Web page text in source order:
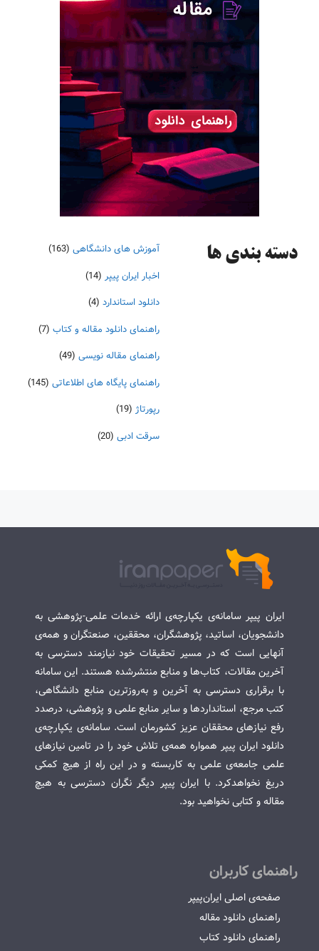
دسته‌ بندی ها آموزش های دانشگاهی (163)
اخبار ایران پیپر (14)
دانلود استاندارد (4)
راهنمای دانلود مقاله و کتاب (7)
راهنمای مقاله نویسی (49)
راهنمای پایگاه های اطلاعاتی (145)
رپورتاژ (19)
سرقت ادبی (20)
ایران پیپر سامانه‌ی یکپارچه‌ی ارائه خدمات علمی-پژوهشی به
دانشجویان، اساتید، پژوهشگران، محققین، صنعتگران و همه‌ی
آنهایی است که در مسیر تحقیقات خود نیازمند دسترسی به
آخرین مقالات، کتاب‌ها و منابع منتشرشده هستند. این سامانه
با برقراری دسترسی به آخرین و به‌روزترین منابع دانشگاهی،
کتب مرجع، استانداردها و سایر منابع علمی و پژوهشی، درصدد
رفع نیازهای محققان عزیز کشورمان است. سامانه‌ی یکپارچه‌ی
دانلود ایران پیپر همواره همه‌ی تلاش خود را در تامین نیازهای
علمی جامعه‌ی علمی به کاربسته و در این راه از هیچ کمکی
دریغ نخواهدکرد. با ایران پیپر دیگر نگران دسترسی به هیچ
مقاله و کتابی نخواهید بود.
راهنمای کاربران
صفحه‌ی اصلی ایران‌پیپر
راهنمای دانلود مقاله
راهنمای دانلود کتاب